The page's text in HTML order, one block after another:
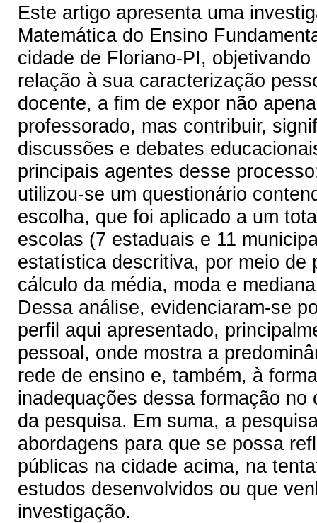
Este artigo apresenta uma
Matemática do Ensino
cidade de Floriano-PI,
relação à sua caracterização
docente, a fim de expor não
professorado, mas contribuir,
discussões e debates
principais agentes desse
utilizou-se um questionário
escolha, que foi aplicado a um
escolas (7 estaduais e 11
estatística descritiva, por meio de
cálculo da média, moda e
Dessa análise, evidenciaram-se
perfil aqui apresentado,
pessoal, onde mostra a
rede de ensino e, também, à
inadequações dessa formação
da pesquisa. Em suma, a
abordagens para que se possa
públicas na cidade acima, na
estudos desenvolvidos ou que
investigação.